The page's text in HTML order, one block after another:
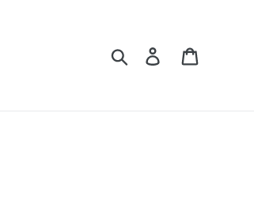
RechercherSe connecter